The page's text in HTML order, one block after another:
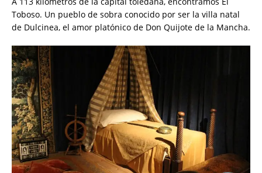
Toboso. Un pueblo de sobra conocido por ser la villa natal
de Dulcinea, el amor platónico de Don Quijote de la Mancha.